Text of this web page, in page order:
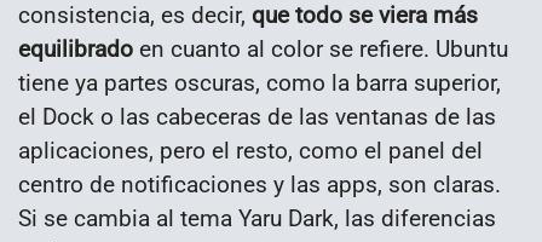
consistencia, es decir, que todo se viera más
equilibrado en cuanto al color se refiere. Ubuntu
tiene ya partes oscuras, como la barra superior,
el Dock o las cabeceras de las ventanas de las
aplicaciones, pero el resto, como el panel del
centro de notificaciones y las apps, son claras.
Si se cambia al tema Yaru Dark, las diferencias